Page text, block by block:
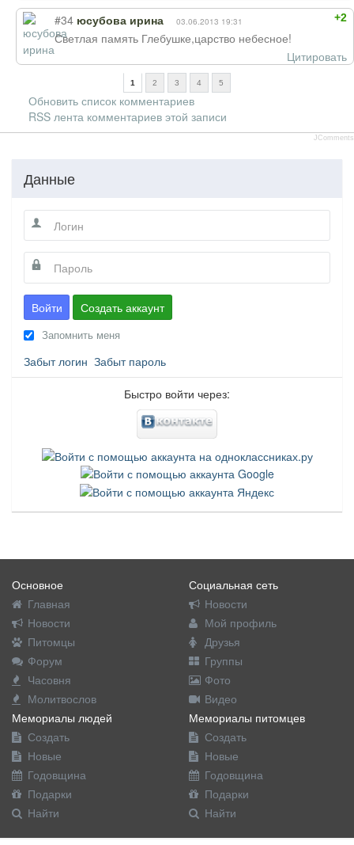
+2
#34 юсубова ирина 03.06.2013 19:31
Светлая память Глебушке,царство небесное!
Цитировать
1 2 3 4 5
Обновить список комментариев
RSS лента комментариев этой записи
JComments
Данные
Войти Создать аккаунт
Запомнить меня
Забыт логин Забыт пароль
Быстро войти через:
Основное
Главная
Новости
Питомцы
Форум
Часовня
Молитвослов
Социальная сеть
Новости
Мой профиль
Друзья
Группы
Фото
Видео
Мемориалы людей
Создать
Новые
Годовщина
Подарки
Найти
Мемориалы питомцев
Создать
Новые
Годовщина
Подарки
Найти